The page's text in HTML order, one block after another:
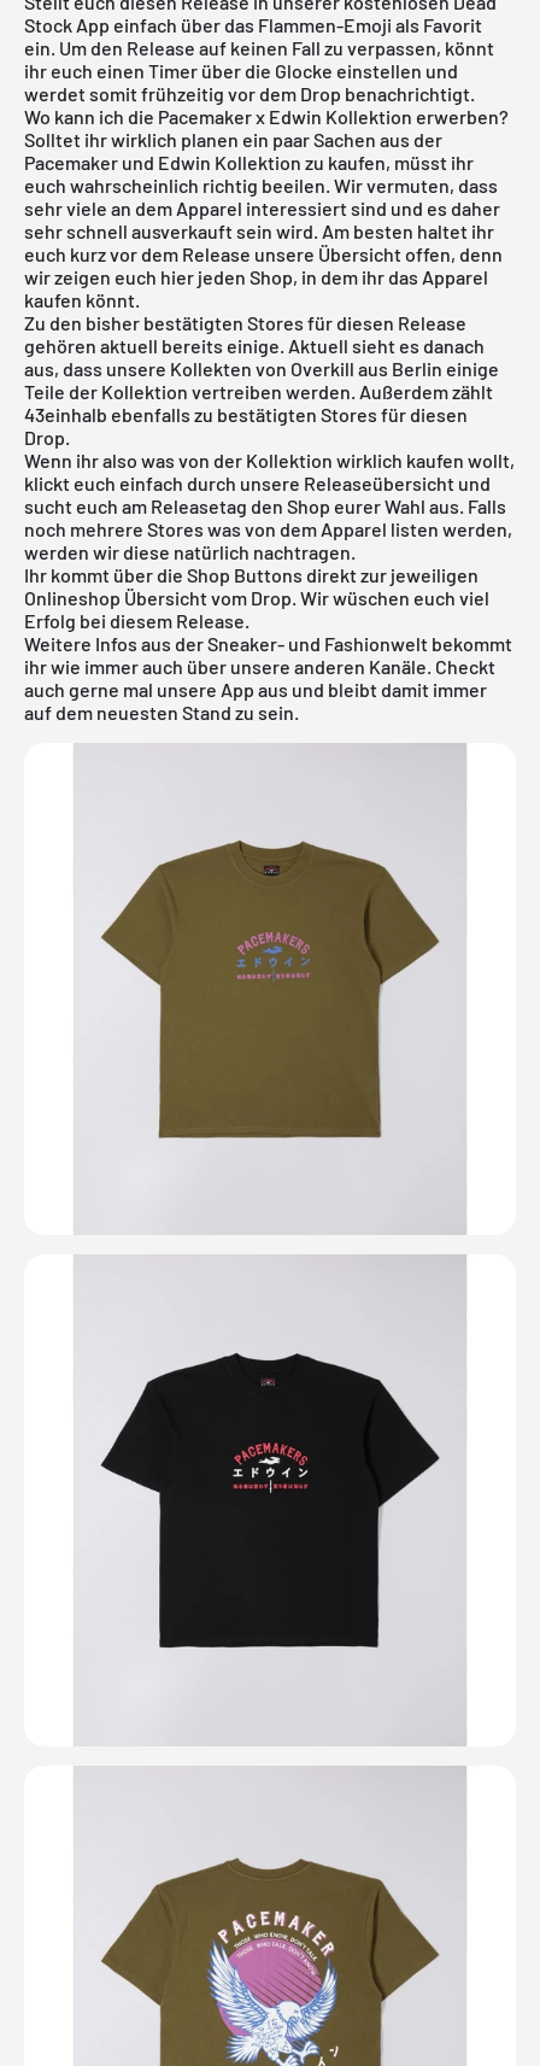
Stock App einfach über das Flammen-Emoji als Favorit
ein. Um den Release auf keinen Fall zu verpassen, könnt
ihr euch einen Timer über die Glocke einstellen und
werdet somit frühzeitig vor dem Drop benachrichtigt.
Wo kann ich die Pacemaker x Edwin Kollektion erwerben?
Solltet ihr wirklich planen ein paar Sachen aus der
Pacemaker und Edwin Kollektion zu kaufen, müsst ihr
euch wahrscheinlich richtig beeilen. Wir vermuten, dass
sehr viele an dem Apparel interessiert sind und es daher
sehr schnell ausverkauft sein wird. Am besten haltet ihr
euch kurz vor dem Release unsere Übersicht offen, denn
wir zeigen euch hier jeden Shop, in dem ihr das Apparel
kaufen könnt.
Zu den bisher bestätigten Stores für diesen Release
gehören aktuell bereits einige. Aktuell sieht es danach
aus, dass unsere Kollekten von Overkill aus Berlin einige
Teile der Kollektion vertreiben werden. Außerdem zählt
43einhalb ebenfalls zu bestätigten Stores für diesen
Drop.
Wenn ihr also was von der Kollektion wirklich kaufen wollt,
klickt euch einfach durch unsere Releaseübersicht und
sucht euch am Releasetag den Shop eurer Wahl aus. Falls
noch mehrere Stores was von dem Apparel listen werden,
werden wir diese natürlich nachtragen.
Ihr kommt über die Shop Buttons direkt zur jeweiligen
Onlineshop Übersicht vom Drop. Wir wüschen euch viel
Erfolg bei diesem Release.
Weitere Infos aus der Sneaker- und Fashionwelt bekommt
ihr wie immer auch über unsere anderen Kanäle. Checkt
auch gerne mal unsere App aus und bleibt damit immer
auf dem neuesten Stand zu sein.